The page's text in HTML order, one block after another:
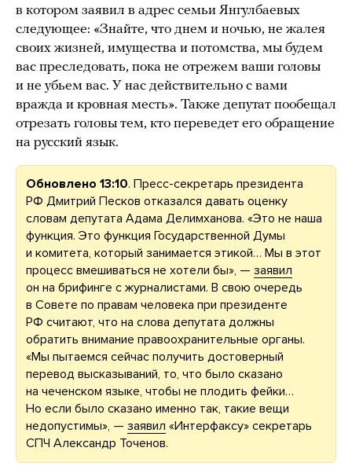
в котором заявил в адрес семьи Янгулбаевых
следующее: «Знайте, что днем и ночью, не жалея
своих жизней, имущества и потомства, мы будем
вас преследовать, пока не отрежем ваши головы
и не убьем вас. У нас действительно с вами
вражда и кровная месть». Также депутат пообещал
отрезать головы тем, кто переведет его обращение
на русский язык.
Обновлено 13:10. Пресс-секретарь президента
РФ Дмитрий Песков отказался давать оценку
словам депутата Адама Делимханова. «Это не наша
функция. Это функция Государственной Думы
и комитета, который занимается этикой… Мы в этот
процесс вмешиваться не хотели бы», — заявил
он на брифинге с журналистами. В свою очередь
в Совете по правам человека при президенте
РФ считают, что на слова депутата должны
обратить внимание правоохранительные органы.
«Мы пытаемся сейчас получить достоверный
перевод высказываний, то, что было сказано
на чеченском языке, чтобы не плодить фейки…
Но если было сказано именно так, такие вещи
недопустимы», — заявил «Интерфаксу» секретарь
СПЧ Александр Точенов.